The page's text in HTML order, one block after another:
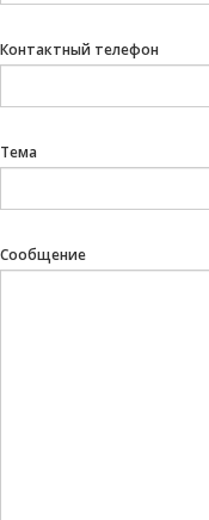
Контактный телефон
Тема
Сообщение